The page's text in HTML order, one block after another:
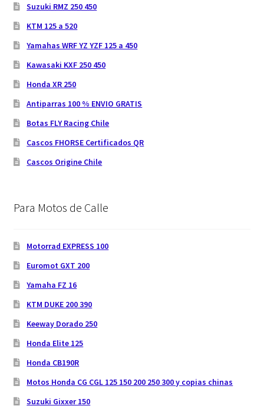
Suzuki RMZ 250 450
KTM 125 a 520
Yamahas WRF YZ YZF 125 a 450
Kawasaki KXF 250 450
Honda XR 250
Antiparras 100 % ENVIO GRATIS
Botas FLY Racing Chile
Cascos FHORSE Certificados QR
Cascos Origine Chile
Para Motos de Calle
Motorrad EXPRESS 100
Euromot GXT 200
Yamaha FZ 16
KTM DUKE 200 390
Keeway Dorado 250
Honda Elite 125
Honda CB190R
Motos Honda CG CGL 125 150 200 250 300 y copias chinas
Suzuki Gixxer 150